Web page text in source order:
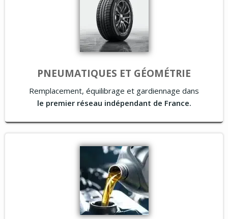
PNEUMATIQUES ET GÉOMÉTRIE
Remplacement, équilibrage et gardiennage dans
le premier réseau indépendant de France.